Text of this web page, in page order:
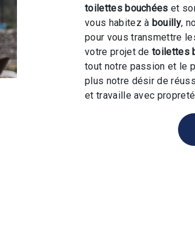
toilettes bouchées et
vous habitez à bouilly,
pour vous transmettre
votre projet detoilettes
tout notre passion et le
plus notre désir de
et travaille avec